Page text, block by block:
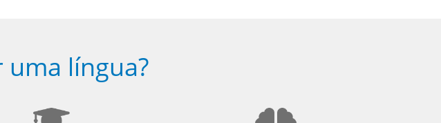
língua?